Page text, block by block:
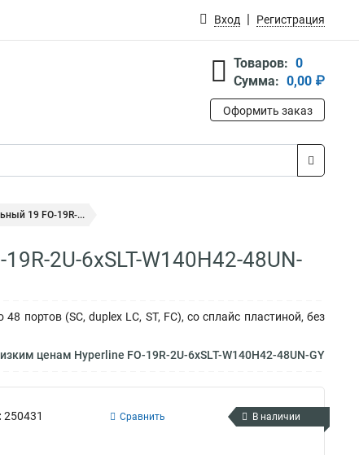
Вход Регистрация
Товаров: 0
Сумма: 0,00 ₽
Оформить заказ
19 FO-19R-...
2U-6xSLT-W140H42-48UN-
портов (SC, duplex LC, ST, FC), со сплайс пластиной, без
ценам Hyperline FO-19R-2U-6xSLT-W140H42-48UN-GY
250431 Сравнить В наличии